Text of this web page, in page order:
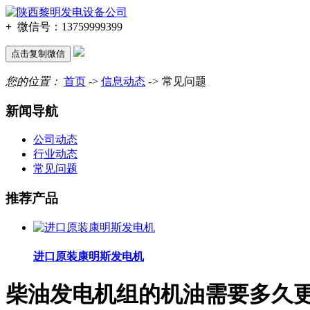
+ 微信号： 13759999399
点击复制微信
您的位置： 首页 -> 信息动态 -> 常见问题
新闻导航
公司动态
行业动态
常见问题
推荐产品
进口原装康明斯发电机
柴油发电机组的机油需要多久